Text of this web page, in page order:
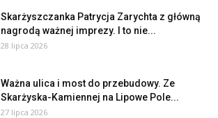
Skarżyszczanka Patrycja Zarychta z główną
nagrodą ważnej imprezy. I to nie...
28 lipca 2026
Ważna ulica i most do przebudowy. Ze
Skarżyska-Kamiennej na Lipowe Pole...
27 lipca 2026